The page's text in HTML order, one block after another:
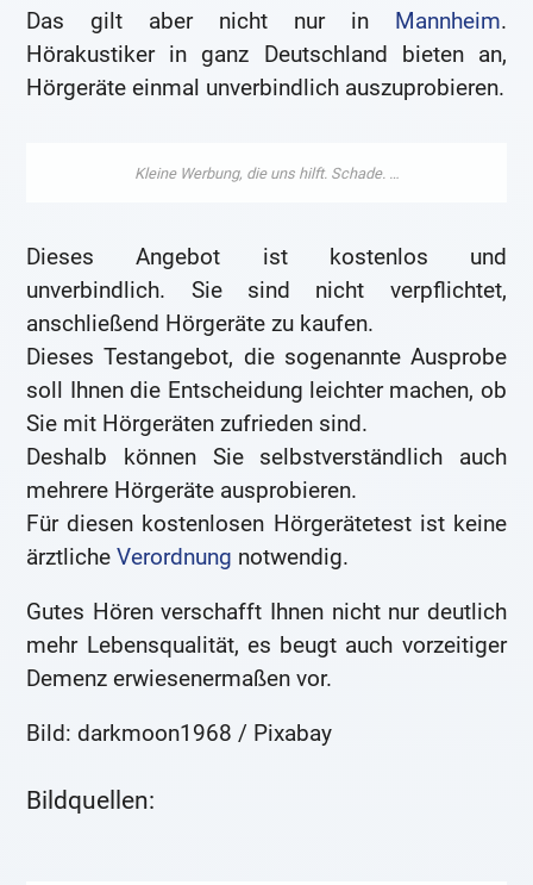
Das gilt aber nicht nur in Mannheim.
Hörakustiker in ganz Deutschland bieten an,
Hörgeräte einmal unverbindlich auszuprobieren.
Dieses Angebot ist kostenlos und
unverbindlich. Sie sind nicht verpflichtet,
anschließend Hörgeräte zu kaufen.
Dieses Testangebot, die sogenannte Ausprobe
soll Ihnen die Entscheidung leichter machen, ob
Sie mit Hörgeräten zufrieden sind.
Deshalb können Sie selbstverständlich auch
mehrere Hörgeräte ausprobieren.
Für diesen kostenlosen Hörgerätetest ist keine
ärztlicheVerordnung notwendig.
Gutes Hören verschafft Ihnen nicht nur deutlich
mehr Lebensqualität, es beugt auch vorzeitiger
Demenz erwiesenermaßen vor.
Bild: darkmoon1968 / Pixabay
Bildquellen: